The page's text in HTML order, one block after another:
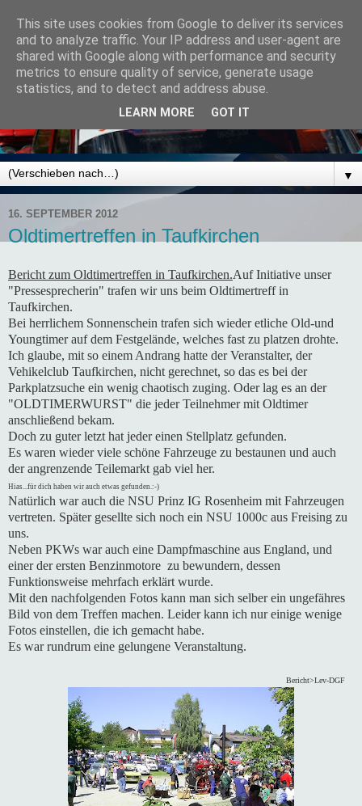
▼
16. SEPTEMBER 2012
Oldtimertreffen in Taufkirchen
Bericht zum Oldtimertreffen in Taufkirchen.Auf Initiative unser
"Pressesprecherin" trafen wir uns beim Oldtimertreff in
Taufkirchen.
Bei herrlichem Sonnenschein trafen sich wieder etliche Old-und
Youngtimer auf dem Festgelände, welches fast zu platzen drohte.
Ich glaube, mit so einem Andrang hatte der Veranstalter, der
Vehikelclub Taufkirchen, nicht gerechnet, so das es bei der
Parkplatzsuche ein wenig chaotisch zuging. Oder lag es an der
"OLDTIMERWURST" die jeder Teilnehmer mit Oldtimer
anschließend bekam.
Doch zu guter letzt hat jeder einen Stellplatz gefunden.
Es waren wieder viele schöne Fahrzeuge zu bestaunen und auch
der angrenzende Teilemarkt gab viel her.
Hias...für dich haben wir auch etwas gefunden.:-)
Natürlich war auch die NSU Prinz IG Rosenheim mit Fahrzeugen
vertreten. Später gesellte sich noch ein NSU 1000c aus Freising zu
uns.
Neben PKWs war auch eine Dampfmaschine aus England, und
einer der ersten Benzinmotore zu bewundern, dessen
Funktionsweise mehrfach erklärt wurde.
Mit den nachfolgenden Fotos kann man sich selber ein ungefähres
Bild von dem Treffen machen. Leider kann ich nur einige wenige
Fotos einstellen, die ich gemacht habe.
Es war rundrum eine gelungene Veranstaltung.
Bericht>Lev-DGF
This site uses cookies from Google to deliver its services
and to analyze traffic. Your IP address and user-agent are
shared with Google along with performance and security
metrics to ensure quality of service, generate usage
statistics, and to detect and address abuse.
LEARN MORE GOT IT